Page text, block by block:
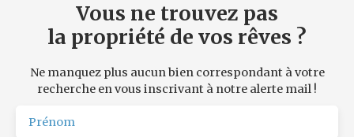
Vous ne trouvez pas
la propriété de vos rêves ?
Ne manquez plus aucun bien correspondant à votre
recherche en vous inscrivant à notre alerte mail !
Prénom